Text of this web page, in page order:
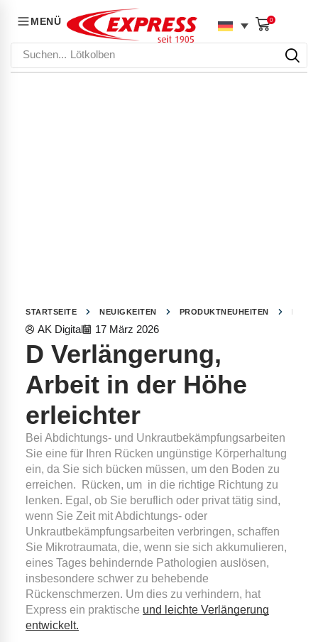
MENÜ 0
Suchen... Lötkolben
STARTSEITE NEUIGKEITEN PRODUKTNEUHEITEN D
AK Digital 17 März 2026
D Verlängerung,
Arbeit in der Höhe
erleichter
Bei Abdichtungs- und Unkrautbekämpfungsarbeiten
Sie eine für Ihren Rücken ungünstige Körperhaltung
ein, da Sie sich bücken müssen, um den Boden zu
erreichen.
Rücken, um in die richtige Richtung zu
lenken. Egal, ob Sie beruflich oder privat tätig sind,
wenn Sie Zeit mit Abdichtungs- oder
Unkrautbekämpfungsarbeiten verbringen, schaffen
Sie Mikrotraumata, die, wenn sie sich akkumulieren,
eines Tages behindernde Pathologien auslösen,
insbesondere schwer zu behebende
Rückenschmerzen. Um dies zu verhindern, hat
Express ein praktische und leichte Verlängerung
entwickelt.